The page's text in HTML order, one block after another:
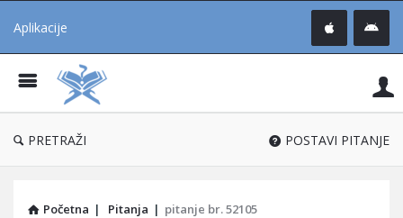
Aplikacije
®
PRETRAŽI POSTAVI PITANJE
Početna | Pitanja | pitanje br. 52105